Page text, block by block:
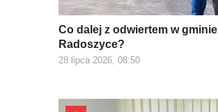
Co dalej z odwiertem w gminie
Radoszyce?
28 lipca 2026, 08:50